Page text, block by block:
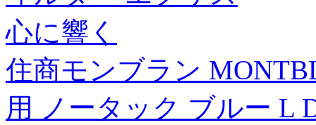
心に響く
住商モンブラン
用 ノータック ブルー L